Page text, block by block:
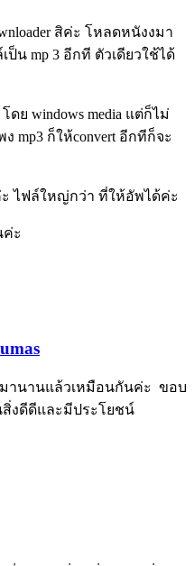
สิค่ะ โหลดหนังงมา
ป็น mp 3 อีกที ตัวเดียวใช้ได้
ดย windows media แต่ก็ไม่
mp3 ก็ให้convert อีกทีก็จะ
ไฟล์ใหญ่กว่า ที่ให้อัพได้ค่ะ
ะ
มานานแล้วเหมือนกันค่ะ ขอบ
งดีดีและมีประโยชน์